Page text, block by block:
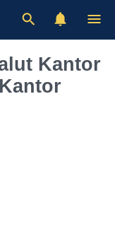
Kantor